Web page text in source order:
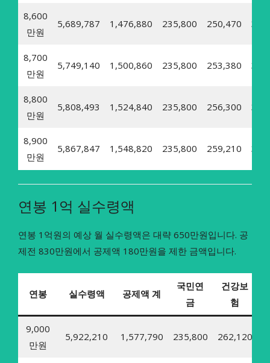
8,600
만원
5,689,787 1,476,880 235,800 250,470
8,700
만원
5,749,140 1,500,860 235,800 253,380
8,800
만원
5,808,493 1,524,840 235,800 256,300
8,900
만원
5,867,847 1,548,820 235,800 259,210
연봉 1억 실수령액
연봉 1억원의 예상 월 실수령액은 대략 650만원입니다. 공
제전 830만원에서 공제액 180만원을 제한 금액입니다.
연봉 실수령액 공제액 계
국민연
금
건강보
험
9,000
만원
5,922,210 1,577,790 235,800 262,120